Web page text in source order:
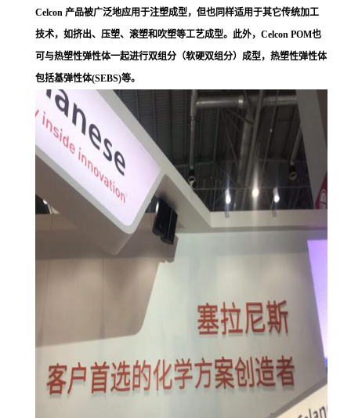
Celcon 产品被广泛地应用于注塑成型，但也同样适用于其它传统加工
技术，如挤出、压塑、滚塑和吹塑等工艺成型。此外，Celcon POM也
可与热塑性弹性体一起进行双组分（软硬双组分）成型，热塑性弹性体
包括基弹性体(SEBS)等。